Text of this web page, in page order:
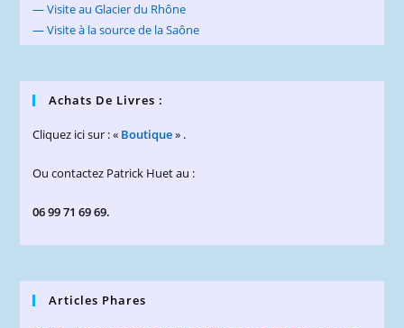
— Visite au Glacier du Rhône
— Visite à la source de la Saône
Achats De Livres :
Cliquez ici sur : « Boutique» .
Ou contactez Patrick Huet au :
06 99 71 69 69.
Articles Phares